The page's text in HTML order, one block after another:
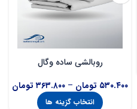
روبالشی ساده وگال
۵۳۰.۴۰۰ تومان – ۳۶۳.۸۰۰ تومان
انتخاب گزینه ها